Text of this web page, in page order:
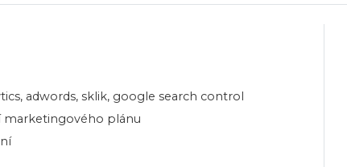
adwords, sklik, google search control
marketingového plánu